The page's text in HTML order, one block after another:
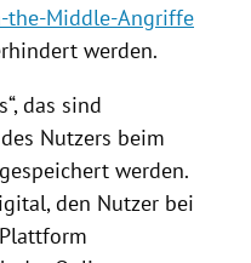
the-Middle-Angriffe
werden.
“, das sind
Nutzers beim
werden.
den Nutzer bei
Plattform